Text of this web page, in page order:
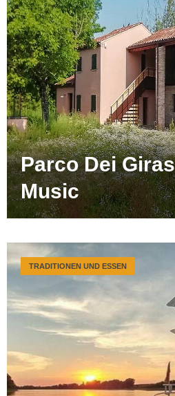
Parco Dei
Music
TRADITIONEN UND ESSEN